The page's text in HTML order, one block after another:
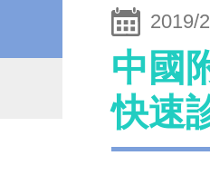
2019/
中國
快速